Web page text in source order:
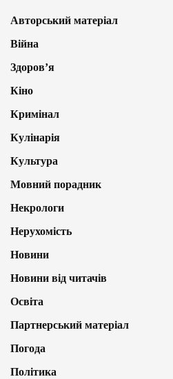
Авторський матеріал
Війна
Здоров’я
Кіно
Кримінал
Кулінарія
Культура
Мовний порадник
Некрологи
Нерухомість
Новини
Новини від читачів
Освіта
Партнерський матеріал
Погода
Політика